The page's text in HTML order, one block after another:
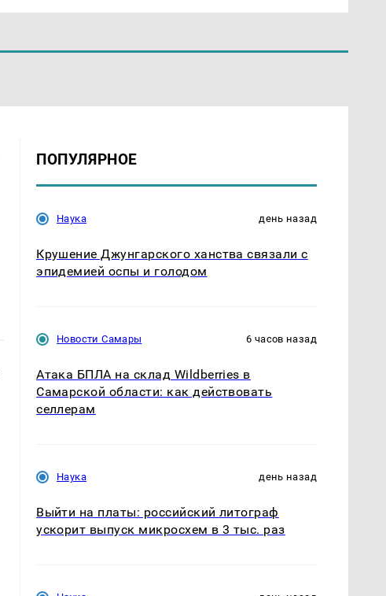
ПОПУЛЯРНОЕ
Наука день назад
Крушение Джунгарского ханства связали с
эпидемией оспы и голодом
Новости Самары 6 часов назад
Атака БПЛА на склад Wildberries в
Самарской области: как действовать
селлерам
Наука день назад
Выйти на платы: российский литограф
ускорит выпуск микросхем в 3 тыс. раз